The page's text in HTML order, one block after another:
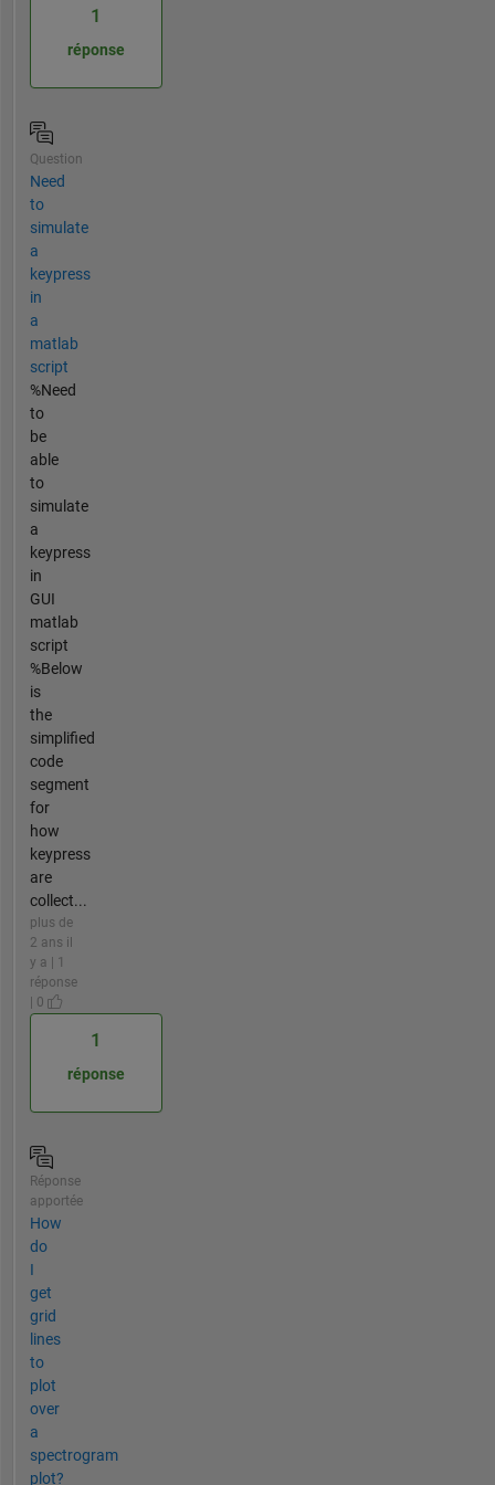
1
réponse
Question
Need
to
simulate
a
keypress
in
a
matlab
script
%Need
to
be
able
to
simulate
a
keypress
in
GUI
matlab
script
%Below
is
the
simplified
code
segment
for
how
keypress
are
collect...
plus de
2 ans il
y a | 1
réponse
| 0
1
réponse
Réponse
apportée
How
do
I
get
grid
lines
to
plot
over
a
spectrogram
plot?